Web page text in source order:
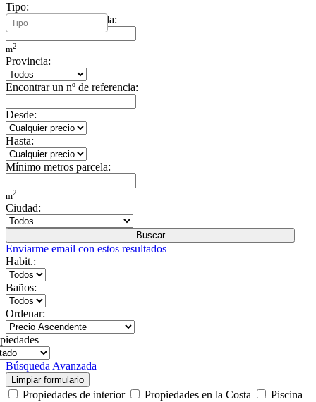
Tipo:
Mínimo metros vivienda:
m2
Provincia:
Encontrar un nº de referencia:
Desde:
Hasta:
Mínimo metros parcela:
m2
Ciudad:
Buscar
Enviarme email con estos resultados
Habit.:
Baños:
Ordenar:
Búsqueda Avanzada
Limpiar formulario
Propiedades de interior Propiedades en la Costa
Piscina